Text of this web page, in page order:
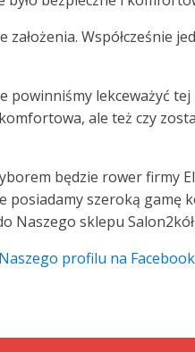
Współcześnie
lekceważyć
ale też czy
będzie rower firmy
szeroką gamę
Naszego sklepu
Naszego profilu na